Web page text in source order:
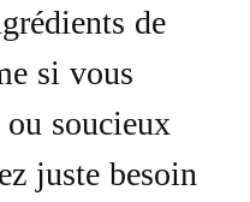
de
si vous
soucieux
juste besoin